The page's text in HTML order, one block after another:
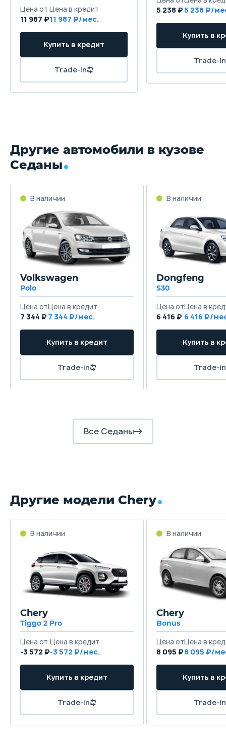
Колёсная база
2770 мм
Клиренс
144 мм
Масса
Трансмиссия
7DCT
Привод
Передний
Передняя подвеска
Независимая, типа McPherson
Независимая, многорычажная
Передние тормоза
Дисковые вентилируемые
Задние тормоза
11 987 ₽11 987
5 238 ₽5 238
Другие автомобили в кузове
Седаны
В наличии
Volkswagen
Polo
Цена от
7 344 ₽
Цена в кредит
7 344 ₽/мес.
Купить в кредит
Trade-in
В наличии
Dongfeng
S30
Цена от
6 416 ₽
Цена в
6 416 ₽/
Купить в
Trade-in
Все Седаны
Другие модели Chery
В наличии
Chery
Tiggo 2 Pro
Цена от
-3 572 ₽
Цена в кредит
-3 572 ₽/мес.
Купить в кредит
Trade-in
В наличии
Chery
Bonus
Цена от
8 095 ₽
Цена в
8 095 ₽/
Купить в
Trade-in